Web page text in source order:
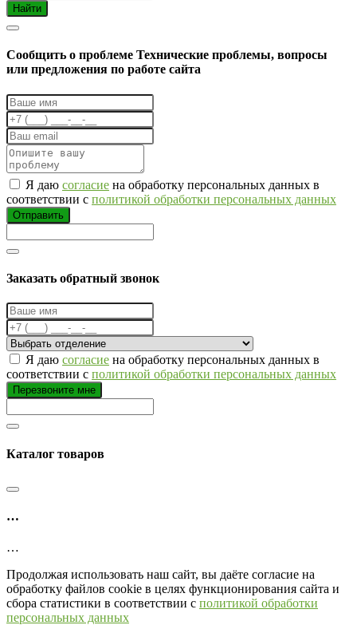
Найти
Cообщить о проблеме Технические проблемы, вопросы
или предложения по работе сайта
Я даю согласие на обработку персональных данных в
соответствии с политикой обработки персональных данных
Отправить
Заказать обратный звонок
Я даю согласие на обработку персональных данных в
соответствии с политикой обработки персональных данных
Перезвоните мне
Каталог товаров
…
…
Продолжая использовать наш сайт, вы даёте согласие на
обработку файлов cookie в целях функционирования сайта и
сбора статистики в соответствии с политикой обработки
персональных данных